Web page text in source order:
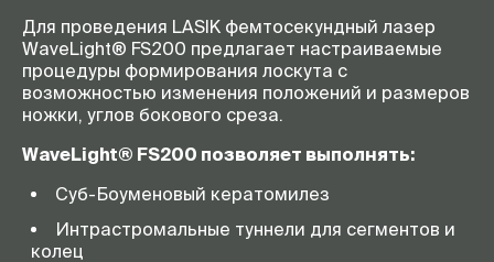
Для проведения LASIK фемтосекундный лазер
WaveLight® FS200 предлагает настраиваемые
процедуры формирования лоскута с
возможностью изменения положений и размеров
ножки, углов бокового среза.
WaveLight® FS200 позволяет выполнять:
Суб-Боуменовый кератомилез
Интрастромальные туннели для сегментов и
колец